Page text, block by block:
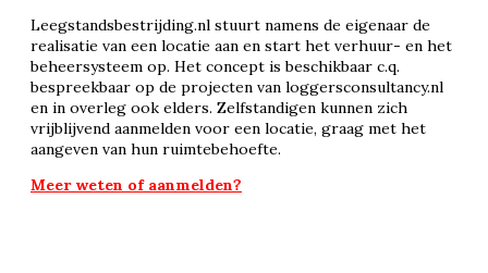
Leegstandsbestrijding.nl stuurt namens de eigenaar de
realisatie van een locatie aan en start het verhuur- en het
beheersysteem op. Het concept is beschikbaar c.q.
bespreekbaar op de projecten van loggersconsultancy.nl
en in overleg ook elders. Zelfstandigen kunnen zich
vrijblijvend aanmelden voor een locatie, graag met het
aangeven van hun ruimtebehoefte.
Meer weten of aanmelden?